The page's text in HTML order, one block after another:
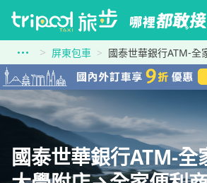
屏東包車 國泰世華銀行ATM-全家超商-中正
國泰世華銀行ATM-全